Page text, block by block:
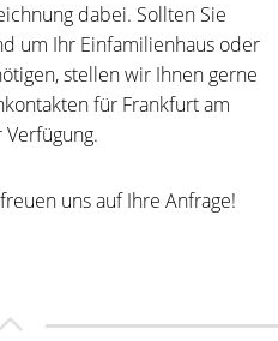
dabei. Sollten Sie
um Ihr Einfamilienhaus oder
stellen wir Ihnen gerne
für Frankfurt am
uns auf Ihre Anfrage!